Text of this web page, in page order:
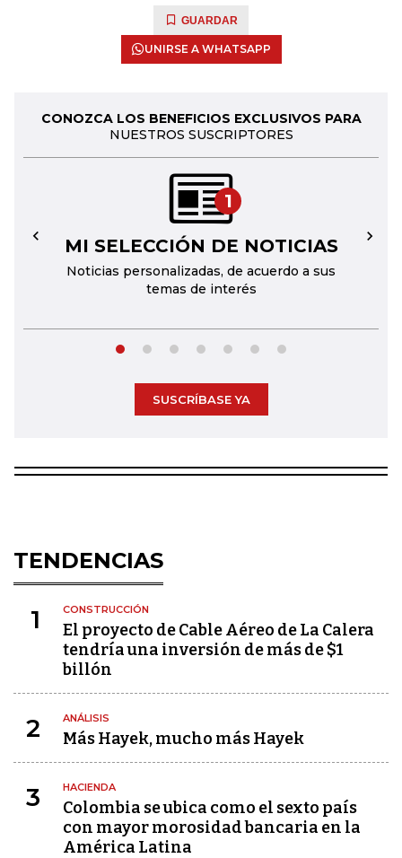
GUARDAR
UNIRSE A WHATSAPP
CONOZCA LOS BENEFICIOS EXCLUSIVOS PARA
NUESTROS SUSCRIPTORES
1
MI SELECCIÓN DE NOTICIAS
Noticias personalizadas, de acuerdo a sus
temas de interés
← →
SUSCRÍBASE YA
TENDENCIAS
1 CONSTRUCCIÓN
El proyecto de Cable Aéreo de La Calera
tendría una inversión de más de $1
billón
2 ANÁLISIS
Más Hayek, mucho más Hayek
3 HACIENDA
Colombia se ubica como el sexto país
con mayor morosidad bancaria en la
América Latina